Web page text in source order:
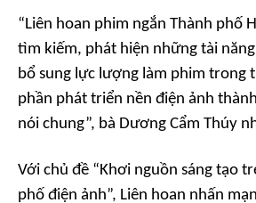
“Liên hoan phim ngắn Thành phố
tìm kiếm, phát hiện những tài
bổ sung lực lượng làm phim trong
phần phát triển nền điện ảnh
nói chung”, bà Dương Cẩm Thúy
Với chủ đề “Khơi nguồn sáng tạo
phố điện ảnh”, Liên hoan nhấn